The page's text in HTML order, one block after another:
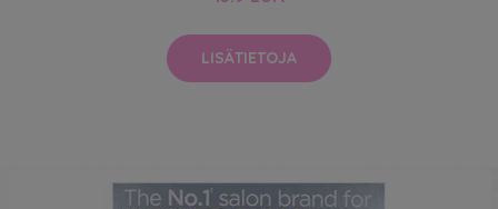
LISÄTIETOJA